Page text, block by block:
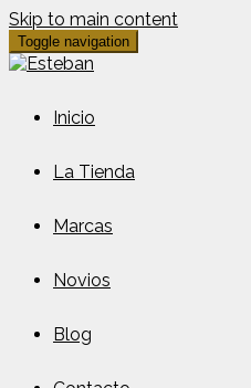
Skip to main content
Toggle navigation
Inicio
La Tienda
Marcas
Novios
Blog